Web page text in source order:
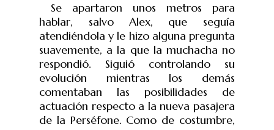
Se apartaron unos metros para
hablar, salvo Alex, que seguía
atendiéndola y le hizo alguna pregunta
suavemente, a la que la muchacha no
respondió. Siguió controlando su
evolución mientras los demás
comentaban las posibilidades de
actuación respecto a la nueva pasajera
de la Perséfone. Como de costumbre,